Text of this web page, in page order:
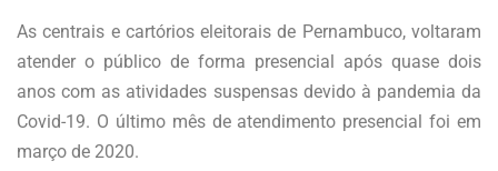
As centrais e cartórios eleitorais de Pernambuco, voltaram
atender o público de forma presencial após quase dois
anos com as atividades suspensas devido à pandemia da
Covid-19. O último mês de atendimento presencial foi em
março de 2020.